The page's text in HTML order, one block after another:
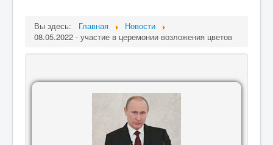
Вы здесь: Главная
Новости
08.05.2022 - участие в церемонии возложения цветов